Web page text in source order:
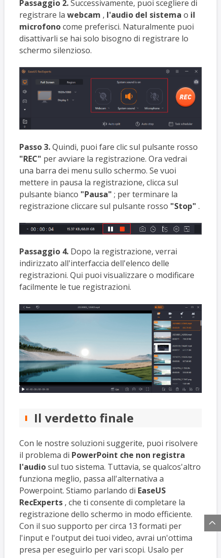
Passaggio 2.Successivamente, puoi scegliere di
registrare la webcam , l'audio del sistema o il
microfonocome preferisci. Naturalmente puoi
disattivarli se hai solo bisogno di registrare lo
schermo silenzioso.
Passo 3.Quindi, puoi fare clic sul pulsante rosso
"REC" per avviare la registrazione. Ora vedrai
una barra dei menu sullo schermo. Se vuoi
mettere in pausa la registrazione, clicca sul
pulsante bianco "Pausa" ; per terminare la
registrazione cliccare sul pulsante rosso "Stop" .
Passaggio 4.Dopo la registrazione, verrai
indirizzato all'interfaccia dell'elenco delle
registrazioni. Qui puoi visualizzare o modificare
facilmente le tue registrazioni.
Il verdetto finale
Con le nostre soluzioni suggerite, puoi risolvere
il problema di PowerPoint che non registra
l'audiosul tuo sistema. Tuttavia, se qualcos'altro
funziona meglio, passa all'alternativa a
Powerpoint. Stiamo parlando di EaseUS
RecExperts, che ti consente di completare la
registrazione dello schermo in modo efficiente.
Con il suo supporto per circa 13 formati per
l'input e l'output dei tuoi video, avrai un'ottima
presa per eseguirlo per vari scopi. Usalo per
